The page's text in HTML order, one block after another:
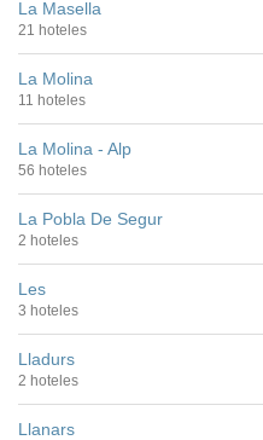
La Masella
21 hoteles
La Molina
11 hoteles
La Molina - Alp
56 hoteles
La Pobla De Segur
2 hoteles
Les
3 hoteles
Lladurs
2 hoteles
Llanars